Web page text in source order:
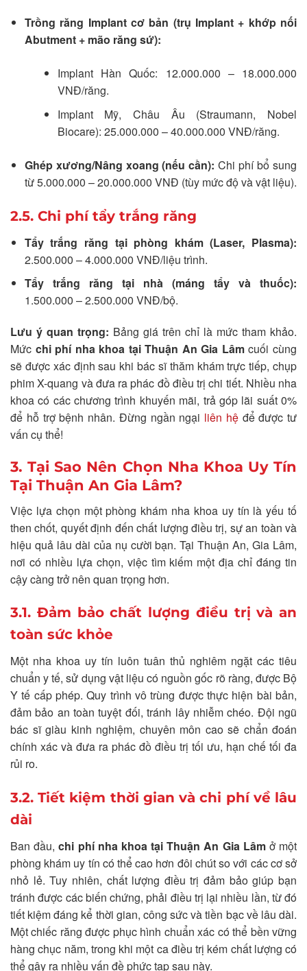
Trồng răng Implant cơ bản (trụ Implant + khớp nối
Abutment + mão răng sứ):
Implant Hàn Quốc: 12.000.000 – 18.000.000
VNĐ/răng.
Implant Mỹ, Châu Âu (Straumann, Nobel
Biocare): 25.000.000 – 40.000.000 VNĐ/răng.
Ghép xương/Nâng xoang (nếu cần): Chi phí bổ sung
từ 5.000.000 – 20.000.000 VNĐ (tùy mức độ và vật liệu).
2.5. Chi phí tẩy trắng răng
Tẩy trắng răng tại phòng khám (Laser, Plasma):
2.500.000 – 4.000.000 VNĐ/liệu trình.
Tẩy trắng răng tại nhà (máng tẩy và thuốc):
1.500.000 – 2.500.000 VNĐ/bộ.
Lưu ý quan trọng: Bảng giá trên chỉ là mức tham khảo.
Mức chi phí nha khoa tại Thuận An Gia Lâmcuối cùng
sẽ được xác định sau khi bác sĩ thăm khám trực tiếp, chụp
phim X-quang và đưa ra phác đồ điều trị chi tiết. Nhiều nha
khoa có các chương trình khuyến mãi, trả góp lãi suất 0%
để hỗ trợ bệnh nhân. Đừng ngần ngại liên hệđể được tư
vấn cụ thể!
3. Tại Sao Nên Chọn Nha Khoa Uy Tín
Tại Thuận An Gia Lâm?
Việc lựa chọn một phòng khám nha khoa uy tín là yếu tố
then chốt, quyết định đến chất lượng điều trị, sự an toàn và
hiệu quả lâu dài của nụ cười bạn. Tại Thuận An, Gia Lâm,
nơi có nhiều lựa chọn, việc tìm kiếm một địa chỉ đáng tin
cậy càng trở nên quan trọng hơn.
3.1. Đảm bảo chất lượng điều trị và an
toàn sức khỏe
Một nha khoa uy tín luôn tuân thủ nghiêm ngặt các tiêu
chuẩn y tế, sử dụng vật liệu có nguồn gốc rõ ràng, được Bộ
Y tế cấp phép. Quy trình vô trùng được thực hiện bài bản,
đảm bảo an toàn tuyệt đối, tránh lây nhiễm chéo. Đội ngũ
bác sĩ giàu kinh nghiệm, chuyên môn cao sẽ chẩn đoán
chính xác và đưa ra phác đồ điều trị tối ưu, hạn chế tối đa
rủi ro.
3.2. Tiết kiệm thời gian và chi phí về lâu
dài
Ban đầu,chi phí nha khoa tại Thuận An Gia Lâmở một
phòng khám uy tín có thể cao hơn đôi chút so với các cơ sở
nhỏ lẻ. Tuy nhiên, chất lượng điều trị đảm bảo giúp bạn
tránh được các biến chứng, phải điều trị lại nhiều lần, từ đó
tiết kiệm đáng kể thời gian, công sức và tiền bạc về lâu dài.
Một chiếc răng được phục hình chuẩn xác có thể bền vững
hàng chục năm, trong khi một ca điều trị kém chất lượng có
thể gây ra nhiều vấn đề phức tạp sau này.